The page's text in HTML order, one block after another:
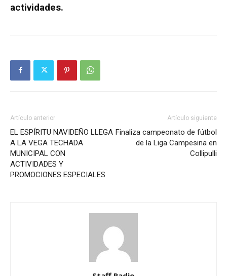
actividades.
Artículo anterior
EL ESPÍRITU NAVIDEÑO LLEGA
A LA VEGA TECHADA
MUNICIPAL CON
ACTIVIDADES Y
PROMOCIONES ESPECIALES
Artículo siguiente
Finaliza campeonato de fútbol
de la Liga Campesina en
Collipulli